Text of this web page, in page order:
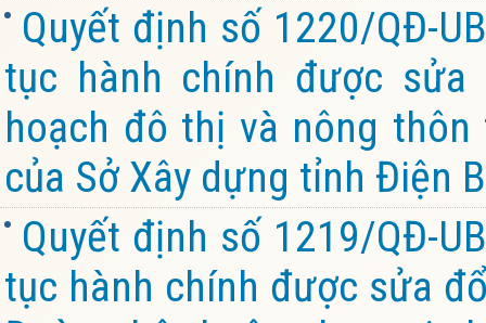
Quyết định số 1220/QĐ-
tục hành chính được
hoạch đô thị và nông
của Sở Xây dựng tỉnh Điện
Quyết định số 1219/QĐ-
tục hành chính được sửa